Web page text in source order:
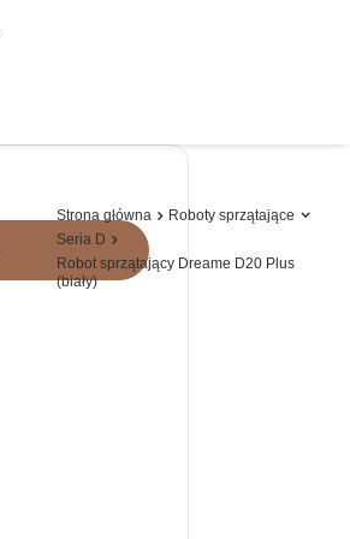
Strona główna
Roboty sprzątające
Seria D
Robot sprzątający Dreame D20 Plus
(biały)